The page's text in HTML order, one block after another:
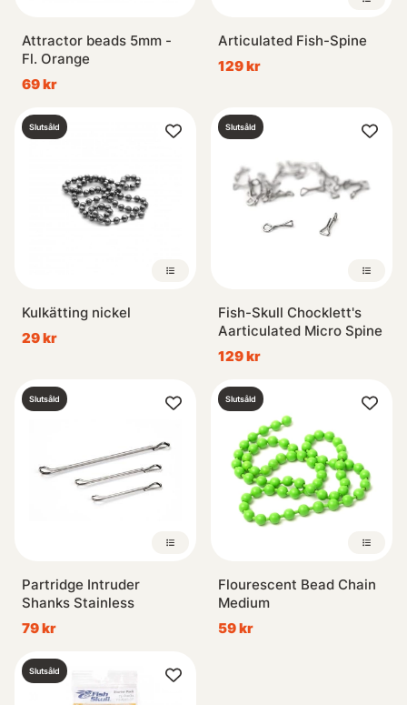
Attractor beads 5mm -
Fl. Orange
69 kr
Articulated Fish-Spine
129 kr
Slutsåld
Kulkätting nickel
29 kr
Slutsåld
Fish-Skull Chocklett's
Aarticulated Micro Spine
129 kr
Slutsåld
Partridge Intruder
Shanks Stainless
79 kr
Slutsåld
Flourescent Bead Chain
Medium
59 kr
Slutsåld